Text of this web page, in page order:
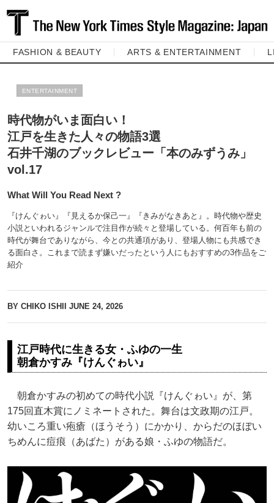
FASHION & BEAUTY ARTS & ENTERTAINMENT
ENTERTAINMENT
時代物がいま面白い！
江戸を生きた人々の物語3選
石井千湖のブックレビュー「本のみずうみ」
vol.17
What Will You Read Next ?
『けんぐゎい』『見えるか保己一』『きみがなきあと』。時代物や歴史
小説といわれるジャンルで注目作が続々と登場している。何百年も前の
時代が舞台でありながら、今との共通項があり、登場人物にも共感でき
る面白さ。これまで読まず嫌いだったという人にもおすすめの3作品をご
紹介
BY CHIKO ISHII JUNE 24, 2026
江戸時代に生きる女・ふゆの一生
朝倉かすみ『けんぐゎい』
朝倉かすみの初めての時代小説『けんぐゎい』が、第
175回直木賞にノミネートされた。舞台は文政期の江戸。
幼いころ重い疱瘡（ほうそう）にかかり、からだのほぼい
ちめんに痘痕（あばた）がある娘・ふゆの物語だ。